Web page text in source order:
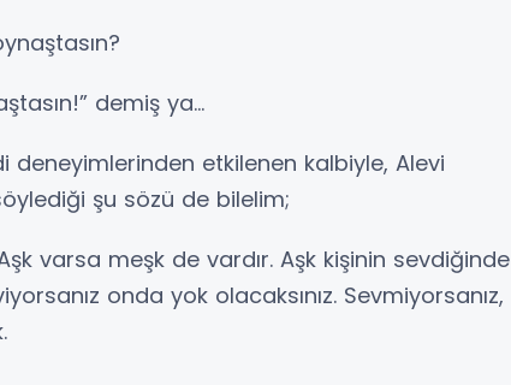
demiş ya…
deneyimlerinden etkilenen kalbiyle, Alevi
şu sözü de bilelim;
varsa meşk de vardır. Aşk kişinin sevdiğinde
onda yok olacaksınız. Sevmiyorsanız,